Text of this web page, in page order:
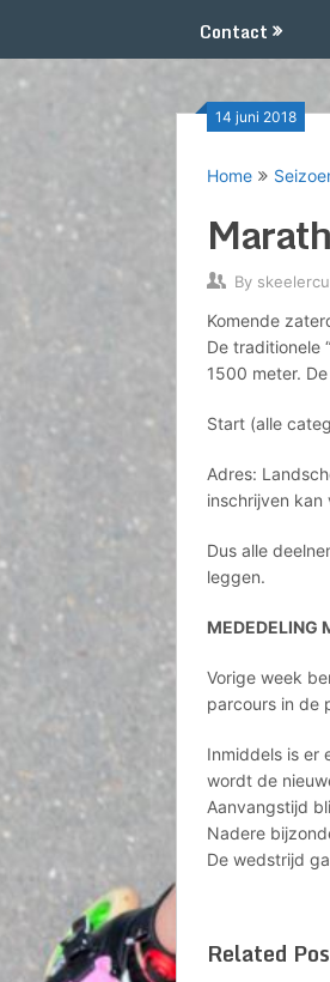
Contact
14 juni 2018
Home
By
Komende
De traditionele
1500 meter.
Start (alle
Adres:
inschrijven
Dus alle
leggen.
MEDEDELING
Vorige week
parcours in de
Inmiddels is er
wordt de
Aanvangstijd
Nadere
De wedstrijd
Related